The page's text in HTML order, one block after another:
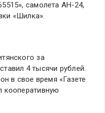
самолета АН-24,
«Шилка».
за
4 тысячи рублей.
в свое время «Газете
кооперативную